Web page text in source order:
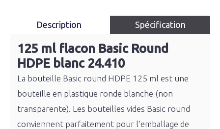
Description Spécification
125 ml flacon Basic Round
HDPE blanc 24.410
La bouteille Basic round HDPE 125 ml est une
bouteille en plastique ronde blanche (non
transparente). Les bouteilles vides Basic round
conviennent parfaitement pour l'emballage de